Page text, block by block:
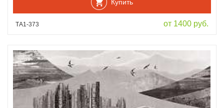
Купить
ТА1-373 от 1400 руб.